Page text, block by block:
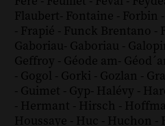
Flaubert- Fontaine - Forbin -
- Frapié - Funck Brentano -
Gaboriau- Gaboriau -
Geffroy - Géode am-
- Gogol - Gorki - Gozlan -
- Guimet - Gyp- Halévy -
- Hermant - Hirsch -
Houssaye - Huc - Huchon -